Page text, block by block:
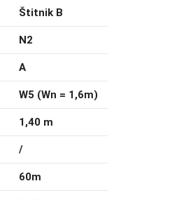
Štitnik B
N2
A
W5 (Wn = 1,6m)
1,40 m
/
60m